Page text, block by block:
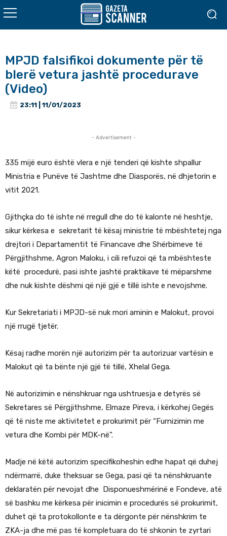
MPJD falsifikoi dokumente për të
blerë vetura jashtë procedurave
(Video)
23:11 | 11/01/2023
- Advertisement -
335 mijë euro është vlera e një tenderi që kishte shpallur
Ministria e Punëve të Jashtme dhe Diasporës, në dhjetorin e
vitit 2021.
Gjithçka do të ishte në rregull dhe do të kalonte në heshtje,
sikur kërkesa e sekretarit të kësaj ministrie të mbështetej nga
drejtori i Departamentit të Financave dhe Shërbimeve të
Përgjithshme, Agron Maloku, i cili refuzoi që ta mbështeste
këtë procedurë, pasi ishte jashtë praktikave të mëparshme
dhe nuk kishte dëshmi që një gjë e tillë ishte e nevojshme.
Kur Sekretariati i MPJD-së nuk mori aminin e Malokut, provoi
një rrugë tjetër.
Kësaj radhe morën një autorizim për ta autorizuar vartësin e
Malokut që ta bënte një gjë të tillë, Xhelal Gega.
Në autorizimin e nënshkruar nga ushtruesja e detyrës së
Sekretares së Përgjithshme, Elmaze Pireva, i kërkohej Gegës
që të niste me aktivitetet e prokurimit për “Furnizimin me
vetura dhe Kombi për MDK-në”.
Madje në këtë autorizim specifikoheshin edhe hapat që duhej
ndërmarrë, duke theksuar se Gega, pasi që ta nënshkruante
deklaratën për nevojat dhe Disponueshmërinë e Fondeve, atë
së bashku me kërkesa për inicimin e procedurës së prokurimit,
duhet që ta protokollonte e ta dërgonte për nënshkrim te
ZKA-ja dhe më pas të kompletuara do të shkonin te zyrtari